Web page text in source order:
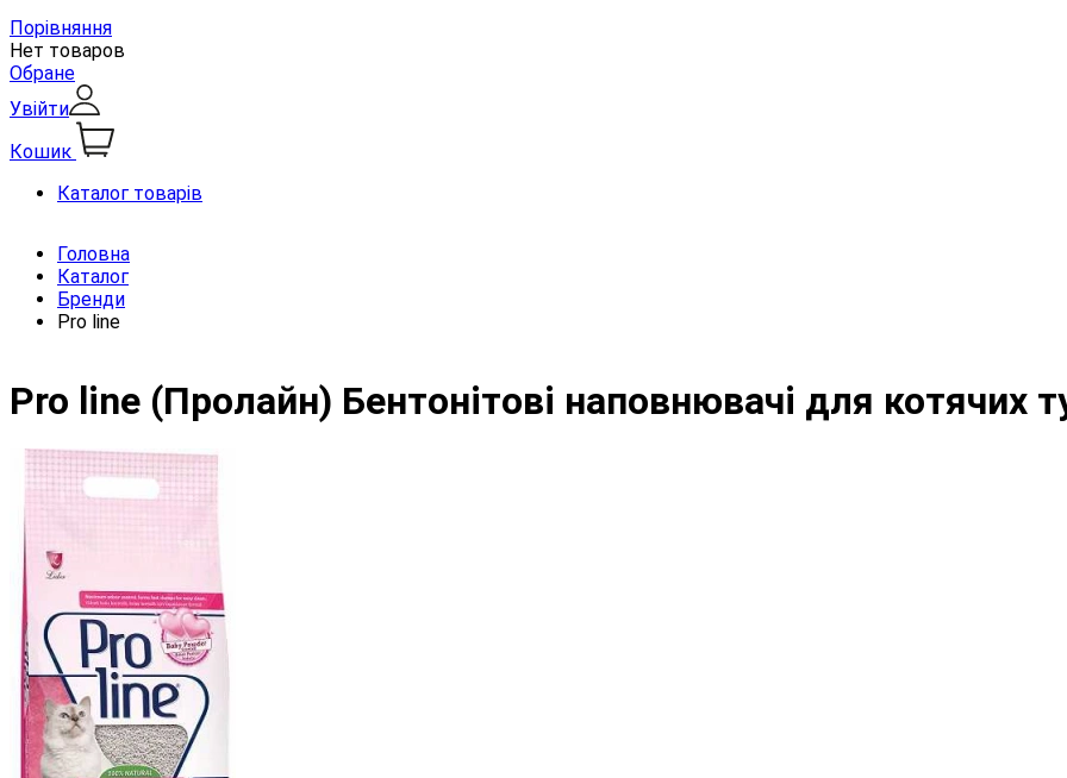
Порівняння
Нет товаров
Обране
Увійти
Кошик
Каталог товарів
Головна
Каталог
Бренди
Pro line
Pro line (Пролайн) Бентонітові наповнювачі для котячих